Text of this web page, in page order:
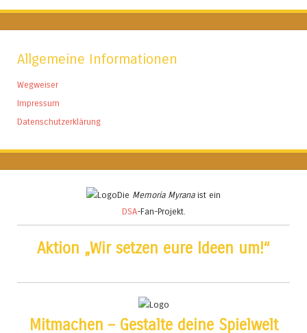
Allgemeine Informationen
Wegweiser
Impressum
Datenschutzerklärung
Die Memoria Myranaist ein
DSA-Fan-Projekt.
Aktion „Wir setzen eure Ideen um!“
Mitmachen – Gestalte deine Spielwelt